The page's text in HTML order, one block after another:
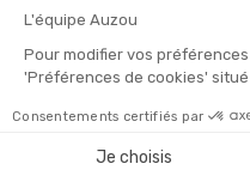
L'équipe Auzou
Pour modifier vos
'Préférences de cookies' situé
Consentements certifiés par
Je choisis
5.50 €